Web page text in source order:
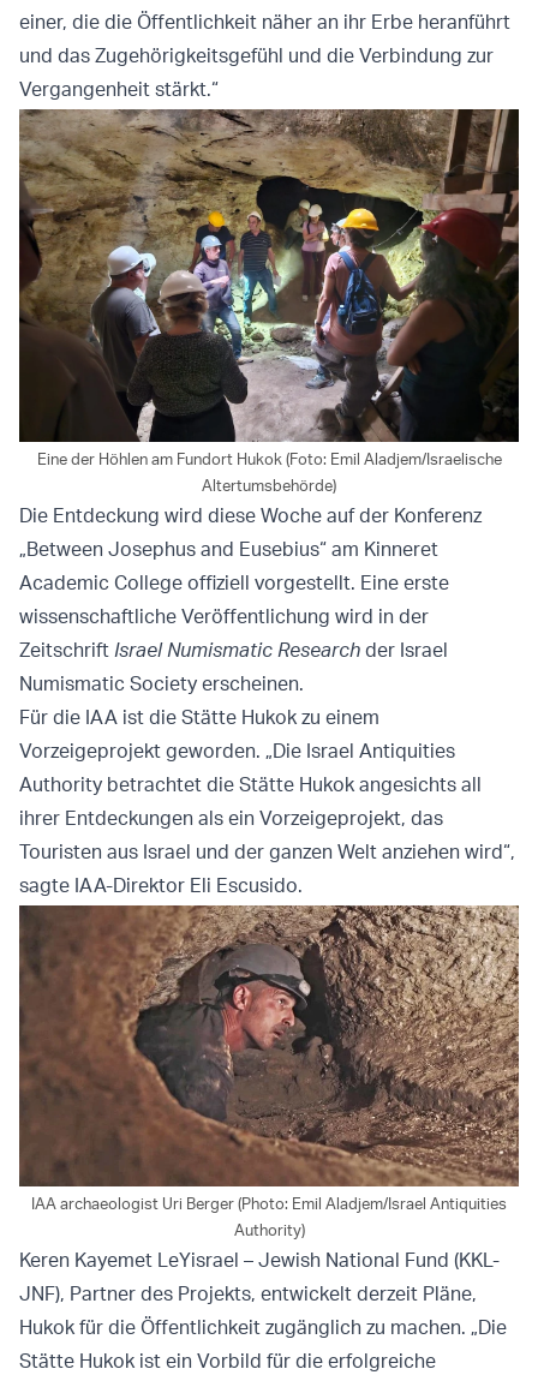
einer, die die Öffentlichkeit näher an ihr Erbe heranführt
und das Zugehörigkeitsgefühl und die Verbindung zur
Vergangenheit stärkt.“
Eine der Höhlen am Fundort Hukok (Foto: Emil Aladjem/Israelische
Altertumsbehörde)
Die Entdeckung wird diese Woche auf der Konferenz
„Between Josephus and Eusebius“ am Kinneret
Academic College offiziell vorgestellt. Eine erste
wissenschaftliche Veröffentlichung wird in der
Zeitschrift Israel Numismatic Research der Israel
Numismatic Society erscheinen.
Für die IAA ist die Stätte Hukok zu einem
Vorzeigeprojekt geworden. „Die Israel Antiquities
Authority betrachtet die Stätte Hukok angesichts all
ihrer Entdeckungen als ein Vorzeigeprojekt, das
Touristen aus Israel und der ganzen Welt anziehen wird“,
sagte IAA-Direktor Eli Escusido.
IAA archaeologist Uri Berger (Photo: Emil Aladjem/Israel Antiquities
Authority)
Keren Kayemet LeYisrael – Jewish National Fund (KKL-
JNF), Partner des Projekts, entwickelt derzeit Pläne,
Hukok für die Öffentlichkeit zugänglich zu machen. „Die
Stätte Hukok ist ein Vorbild für die erfolgreiche